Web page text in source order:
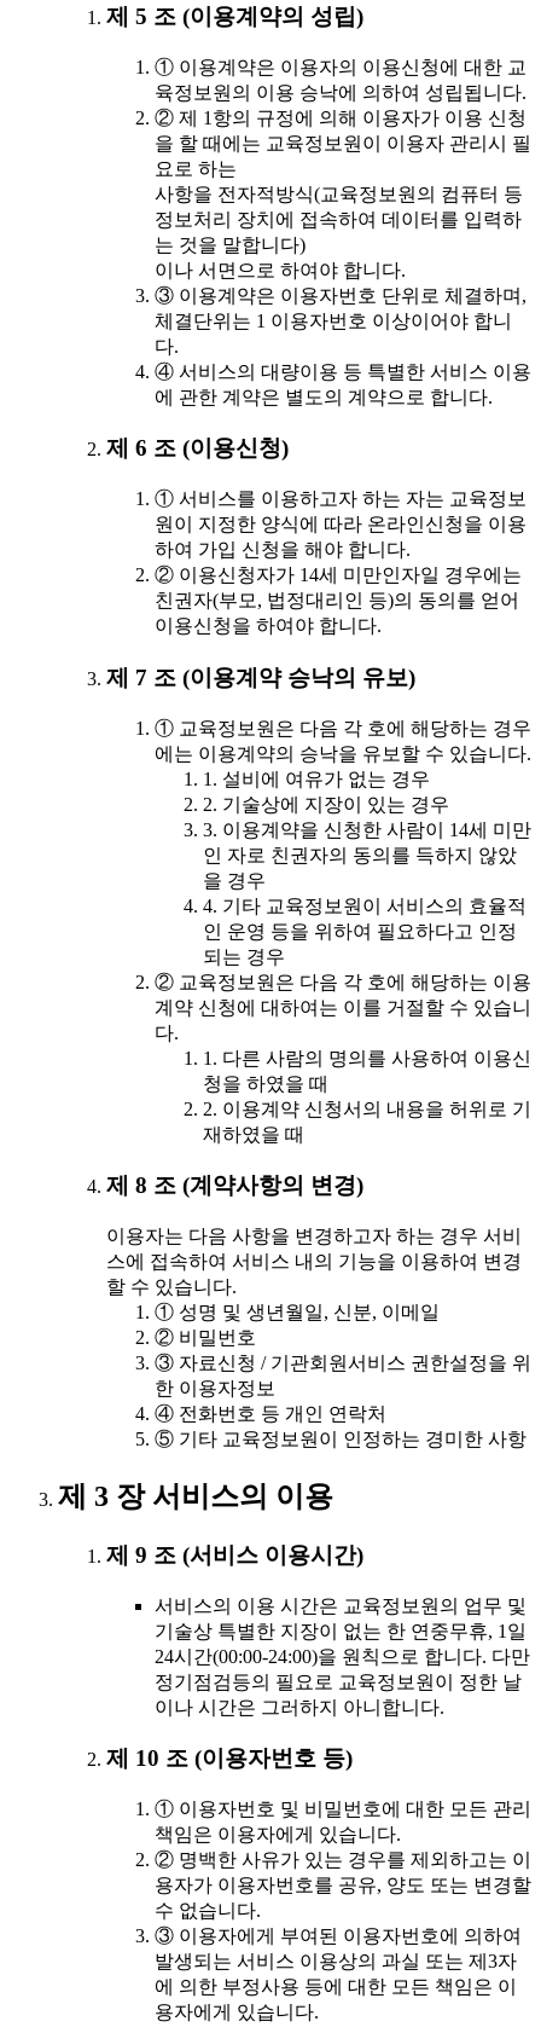
제 5 조 (이용계약의 성립)
① 이용계약은 이용자의 이용신청에 대한 교
육정보원의 이용 승낙에 의하여 성립됩니다.
② 제 1항의 규정에 의해 이용자가 이용 신청
을 할 때에는 교육정보원이 이용자 관리시 필
요로 하는
사항을 전자적방식(교육정보원의 컴퓨터 등
정보처리 장치에 접속하여 데이터를 입력하
는 것을 말합니다)
이나 서면으로 하여야 합니다.
③ 이용계약은 이용자번호 단위로 체결하며,
체결단위는 1 이용자번호 이상이어야 합니
다.
④ 서비스의 대량이용 등 특별한 서비스 이용
에 관한 계약은 별도의 계약으로 합니다.
제 6 조 (이용신청)
① 서비스를 이용하고자 하는 자는 교육정보
원이 지정한 양식에 따라 온라인신청을 이용
하여 가입 신청을 해야 합니다.
② 이용신청자가 14세 미만인자일 경우에는
친권자(부모, 법정대리인 등)의 동의를 얻어
이용신청을 하여야 합니다.
제 7 조 (이용계약 승낙의 유보)
① 교육정보원은 다음 각 호에 해당하는 경우
에는 이용계약의 승낙을 유보할 수 있습니다.
1. 설비에 여유가 없는 경우
2. 기술상에 지장이 있는 경우
3. 이용계약을 신청한 사람이 14세 미만
인 자로 친권자의 동의를 득하지 않았
을 경우
4. 기타 교육정보원이 서비스의 효율적
인 운영 등을 위하여 필요하다고 인정
되는 경우
② 교육정보원은 다음 각 호에 해당하는 이용
계약 신청에 대하여는 이를 거절할 수 있습니
다.
1. 다른 사람의 명의를 사용하여 이용신
청을 하였을 때
2. 이용계약 신청서의 내용을 허위로 기
재하였을 때
제 8 조 (계약사항의 변경)
이용자는 다음 사항을 변경하고자 하는 경우 서비
스에 접속하여 서비스 내의 기능을 이용하여 변경
할 수 있습니다.
① 성명 및 생년월일, 신분, 이메일
② 비밀번호
③ 자료신청 / 기관회원서비스 권한설정을 위
한 이용자정보
④ 전화번호 등 개인 연락처
⑤ 기타 교육정보원이 인정하는 경미한 사항
제 3 장 서비스의 이용
제 9 조 (서비스 이용시간)
서비스의 이용 시간은 교육정보원의 업무 및
기술상 특별한 지장이 없는 한 연중무휴, 1일
24시간(00:00-24:00)을 원칙으로 합니다. 다만
정기점검등의 필요로 교육정보원이 정한 날
이나 시간은 그러하지 아니합니다.
제 10 조 (이용자번호 등)
① 이용자번호 및 비밀번호에 대한 모든 관리
책임은 이용자에게 있습니다.
② 명백한 사유가 있는 경우를 제외하고는 이
용자가 이용자번호를 공유, 양도 또는 변경할
수 없습니다.
③ 이용자에게 부여된 이용자번호에 의하여
발생되는 서비스 이용상의 과실 또는 제3자
에 의한 부정사용 등에 대한 모든 책임은 이
용자에게 있습니다.